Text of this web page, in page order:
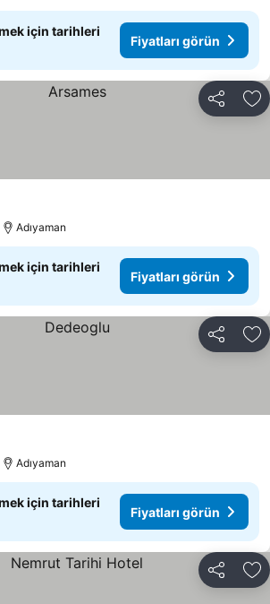
için tarihleri
Fiyatları görün
Paylaş
Adıyaman
için tarihleri
Fiyatları görün
Paylaş
görün
Adıyaman
için tarihleri
Fiyatları görün
Paylaş